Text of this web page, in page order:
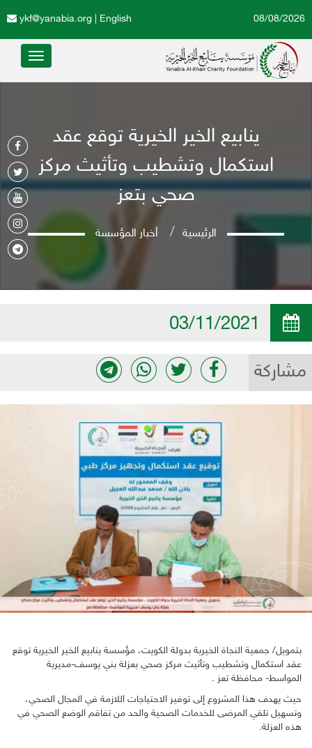
English
ykf@yanabia.org 08/08/2026
Toggle
ينابيع الخير الخيرية توقع عقد
استكمال وتشطيب وتأثيث مركز
صحي بتعز
الرئيسية أخبار المؤسسة
مشاركة
بتمويل/ جمعية النجاة الخيرية بدولة الكويت، مؤسسة ينابيع الخير الخيرية توقع
عقد استكمال وتشطيب وتأثيث مركز صحي بعزلة بني يوسف-مديرية
المواسط- محافظة تعز .
حيث يهدف هذا المشروع إلى توفير الاحتياجات اللازمة في المجال الصحي،
وتسهيل تلقي المرضى للخدمات الصحية والحد من تفاقم الوضع الصحي في
هذه العزلة.